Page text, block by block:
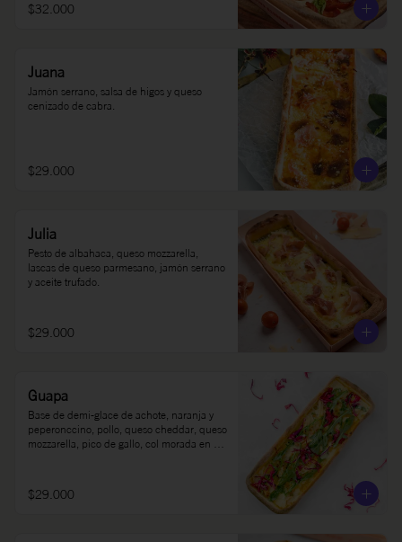
$32.000
Juana
Jamón serrano, salsa de higos y queso
cenizado de cabra.
$29.000
Julia
Pesto de albahaca, queso mozzarella,
lascas de queso parmesano, jamón serrano
y aceite trufado.
$29.000
Guapa
Base de demi-glace de achote, naranja y
peperonccino, pollo, queso cheddar, queso
mozzarella, pico de gallo, col morada en
$29.000